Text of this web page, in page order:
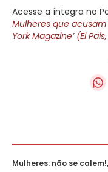
Acesse a íntegra no
Mulheres que acusam
York Magazine’ (El
Mulheres: não se